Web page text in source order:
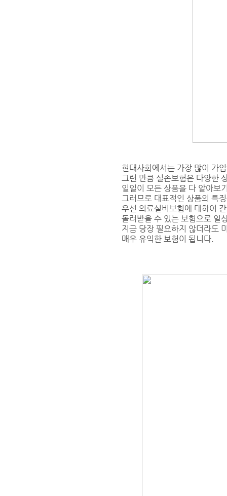
현대사회에서는 가장 많이 가
그런 만큼 실손보험은 다양한
일일이 모든 상품을 다 알아보
그러므로 대표적인 상품의 특
우선 의료실비보험에 대하여
돌려받을 수 있는 보험으로 일
지금 당장 필요하지 않더라도
매우 유익한 보험이 됩니다.